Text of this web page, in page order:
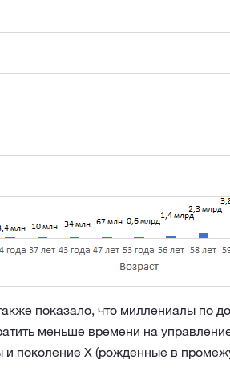
показало, что миллениалы по
меньше времени на
поколение X (рожденные в